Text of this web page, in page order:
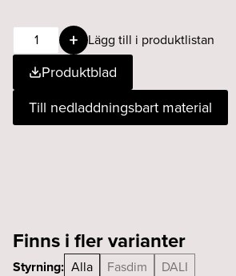
POINT
S-
frame
8W
927
Lägg till i produktlistan
Produktblad
Till nedladdningsbart material
Finns i fler varianter
Styrning: Alla Fasdim
DALI